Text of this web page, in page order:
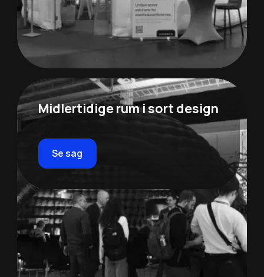
Midlertidige rum i sort design
Se sag